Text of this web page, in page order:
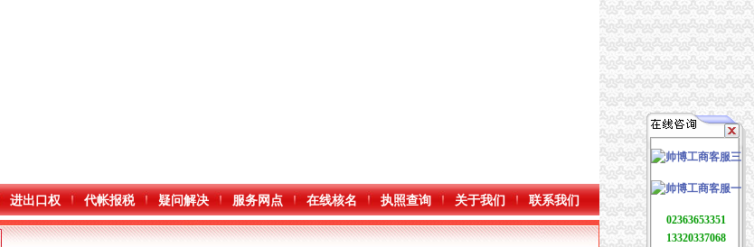
进出口权 代帐报税 疑问解决 服务网点 在线核名 执照查询 关于我们 联系我们
02363653351
13320337068